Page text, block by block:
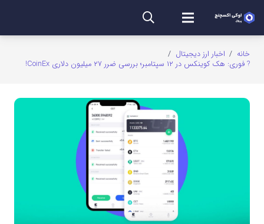
خانه / اخبار ارز دیجیتال /
? فوری: هک کوینکس در ۱۲ سپتامبر؛ بررسی ضرر ۲۷ میلیون دلاری CoinEx!